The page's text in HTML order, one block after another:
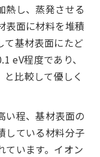
熱し、蒸発させる
表面に材料を堆積
て基材表面にたど
eV程度であり、
比較して優しく
い程、基材表面の
している材料分子
ています。イオン